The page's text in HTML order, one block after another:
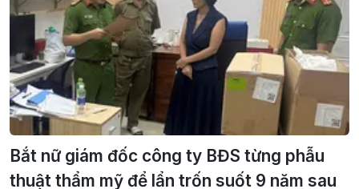
Bắt nữ giám đốc công ty BĐS từng phẫu
thuật thẩm mỹ để lẩn trốn suốt 9 năm sau